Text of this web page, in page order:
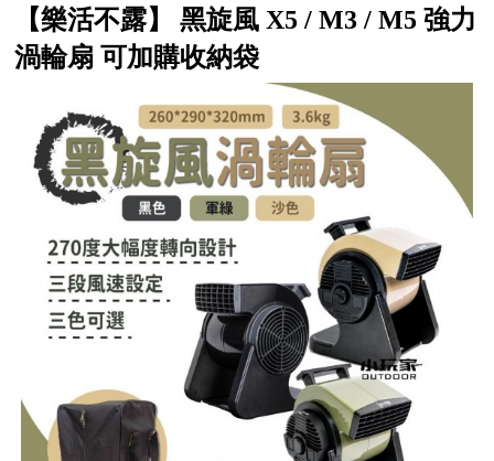
【樂活不露】 黑旋風 X5 / M3 / M5 強力
渦輪扇 可加購收納袋